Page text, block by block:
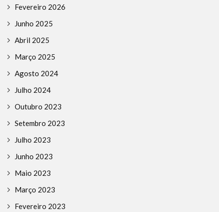
Fevereiro 2026
Junho 2025
Abril 2025
Março 2025
Agosto 2024
Julho 2024
Outubro 2023
Setembro 2023
Julho 2023
Junho 2023
Maio 2023
Março 2023
Fevereiro 2023